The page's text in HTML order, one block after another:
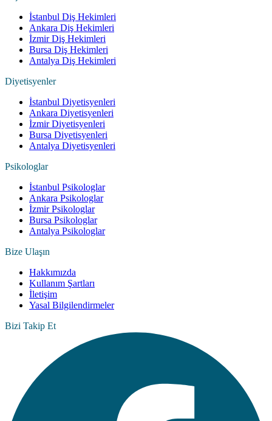
İstanbul Diş Hekimleri
Ankara Diş Hekimleri
İzmir Diş Hekimleri
Bursa Diş Hekimleri
Antalya Diş Hekimleri
Diyetisyenler
İstanbul Diyetisyenleri
Ankara Diyetisyenleri
İzmir Diyetisyenleri
Bursa Diyetisyenleri
Antalya Diyetisyenleri
Psikologlar
İstanbul Psikologlar
Ankara Psikologlar
İzmir Psikologlar
Bursa Psikologlar
Antalya Psikologlar
Bize Ulaşın
Hakkımızda
Kullanım Şartları
İletişim
Yasal Bilgilendirmeler
Bizi Takip Et